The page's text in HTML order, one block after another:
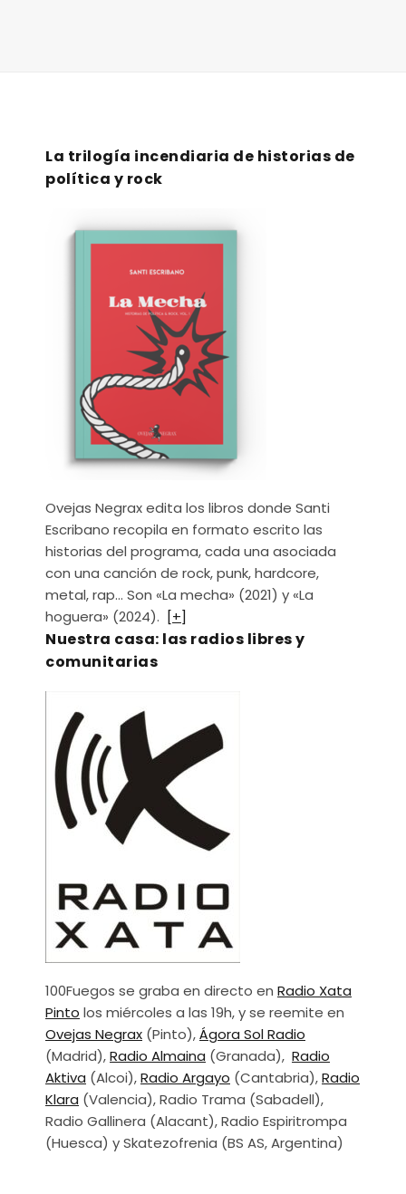
La trilogía incendiaria de historias de
política y rock
Ovejas Negrax edita los libros donde Santi
Escribano recopila en formato escrito las
historias del programa, cada una asociada
con una canción de rock, punk, hardcore,
metal, rap… Son «La mecha» (2021) y «La
hoguera» (2024). [+]
Nuestra casa: las radios libres y
comunitarias
100Fuegos se graba en directo en Radio Xata
Pinto los miércoles a las 19h, y se reemite en
Ovejas Negrax (Pinto),Ágora Sol Radio
(Madrid),Radio Almaina (Granada), Radio
Aktiva (Alcoi),Radio Argayo (Cantabria),Radio
Klara (Valencia), Radio Trama (Sabadell),
Radio Gallinera (Alacant), Radio Espiritrompa
(Huesca) y Skatezofrenia (BS AS, Argentina)